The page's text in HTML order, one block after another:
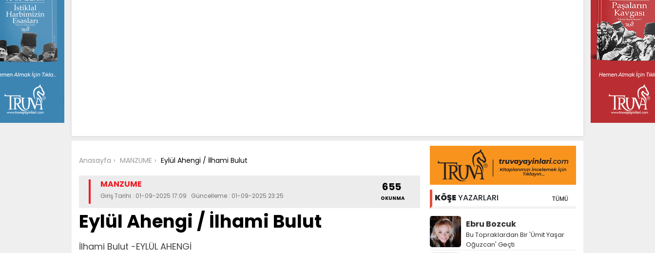
Anasayfa MANZUME Eylül Ahengi / İlhami Bulut
MANZUME
Giriş Tarihi : 01-09-2025 17:09 Güncelleme : 01-09-2025 23:25
655
OKUNMA
Eylül Ahengi / İlhami Bulut
İlhami Bulut -EYLÜL AHENGİ
KÖŞEYAZARLARI TÜMÜ
Ebru Bozcuk
Bu Topraklardan Bir 'Ümit Yaşar
Oğuzcan' Geçti